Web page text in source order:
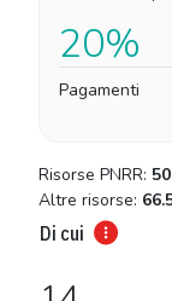
20%
Pagamenti
Risorse PNRR:
Altre risorse:
Di cui